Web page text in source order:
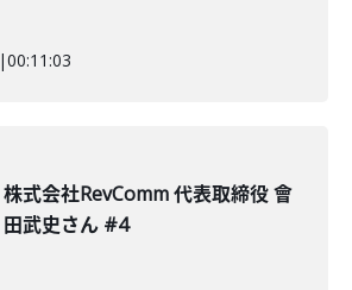
|00:11:03
株式会社RevComm 代表取締役 會
田武史さん #4